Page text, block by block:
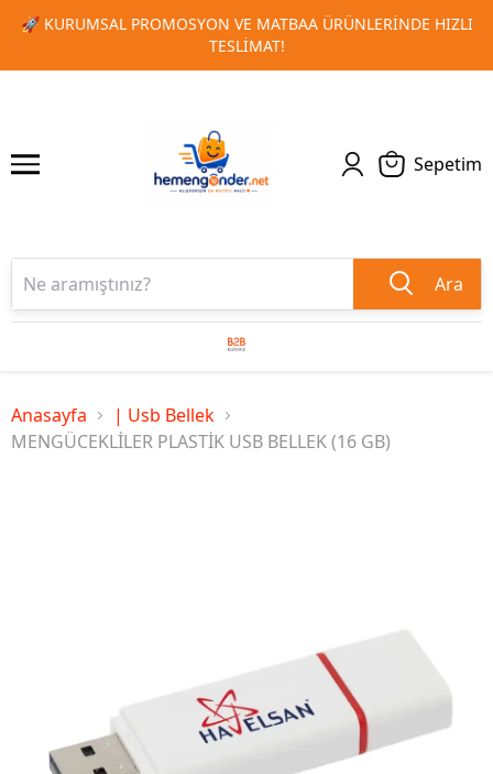
HIZLI
🎁 TOPLU SIPARIŞLERINIZDE ÖZEL İNDIRIM
1 2
Sepetim
Ara
Anasayfa
| Usb Bellek
MENGÜCEKLİLER PLASTİK USB BELLEK (16 GB)